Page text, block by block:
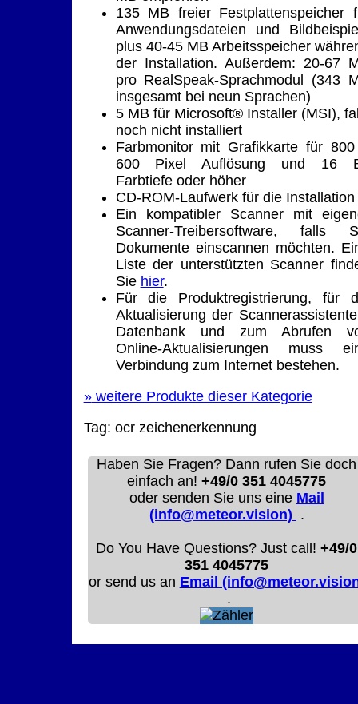
135 MB freier Festplattenspeicher
Anwendungsdateien und
plus 40-45 MB Arbeitsspeicher
der Installation. Außerdem: 20-67
pro RealSpeak-Sprachmodul (343
insgesamt bei neun Sprachen)
5 MB für Microsoft® Installer (MSI),
noch nicht installiert
Farbmonitor mit Grafikkarte für
600 Pixel Auflösung und 16
Farbtiefe oder höher
CD-ROM-Laufwerk für die Installation
Ein kompatibler Scanner mit
Scanner-Treibersoftware, falls
Dokumente einscannen möchten.
Liste der unterstützten Scanner
Sie hier.
Für die Produktregistrierung, für
Aktualisierung der
Datenbank und zum Abrufen
Online-Aktualisierungen muss
Verbindung zum Internet bestehen.
»weitere Produkte dieser Kategorie
Tag: ocrzeichenerkennung
Haben Sie Fragen? Dann rufen Sie doch
einfach an!+49/0 351 4045775
oder senden Sie uns eine Mail
(info@meteor.vision) .
Do You Have Questions? Just call!+49/0
351 4045775
or send us an Email
.